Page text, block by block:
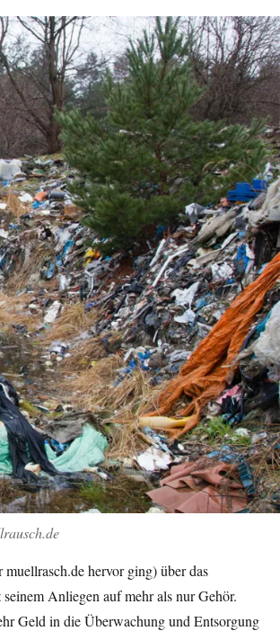
muellrasch.de hervor ging) über das
Anliegen auf mehr als nur Gehör.
Geld in die Überwachung und Entsorgung